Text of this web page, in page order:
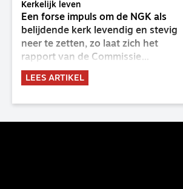
Kerkelijk leven
Een forse impuls om de NGK als
belijdende kerk levendig en stevig
neer te zetten, zo laat zich het
rapport van de Commissie
Belijdende Kerk (CBK) lezen. Deze
commissie is al sinds de eenwording
2023 de opdracht om haar analyse
LEES ARTIKEL